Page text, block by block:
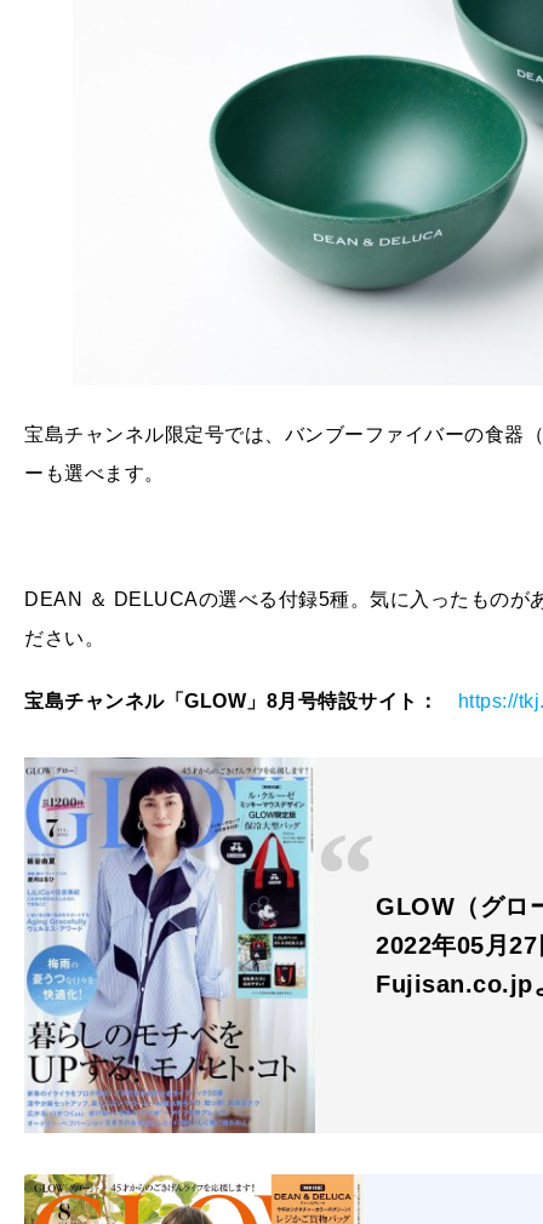
宝島チャンネル限定号では、バンブーファイバーの食器
ーも選べます。
DEAN ＆ DELUCAの選べる付録5種。気に入ったものが
ださい。
宝島チャンネル「GLOW」8月号特設サイト： https://
GLOW（グロ
2022年05月
Fujisan.co.jp